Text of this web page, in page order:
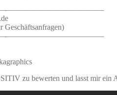
­­————————————–
Geschäftsanfragen)
­­————————————–
zu bewerten und lasst mir ein